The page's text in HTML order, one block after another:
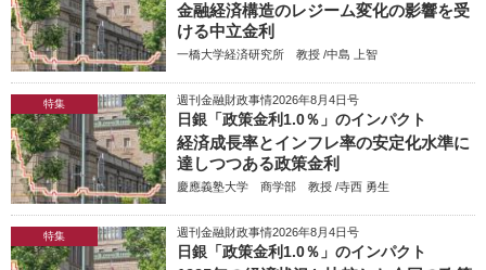
金融経済構造のレジーム変化の影響を受
ける中立金利
一橋大学経済研究所 教授 /中島 上智
特集 週刊金融財政事情2026年8月4日号
日銀「政策金利1.0％」のインパクト
経済成長率とインフレ率の安定化水準に
達しつつある政策金利
慶應義塾大学 商学部 教授 /寺西 勇生
特集 週刊金融財政事情2026年8月4日号
日銀「政策金利1.0％」のインパクト